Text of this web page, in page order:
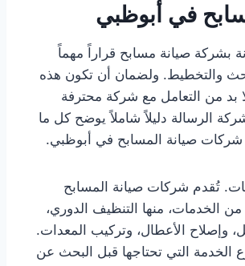
في أبوظبي
بشركة صيانة مسابح قراراً مهماً
والتخطيط. ولضمان أن تكون هذه
لا بد من التعامل مع شركة محترفة
الرسالة دليلاً شاملاً يوضح كل ما
شركات صيانة المسابح في أبوظبي.
تُقدم شركات صيانة المسابح
الخدمات، منها التنظيف الدوري،
وإصلاح الأعطال، وتركيب المعدات.
الخدمة التي تحتاجها قبل البحث عن